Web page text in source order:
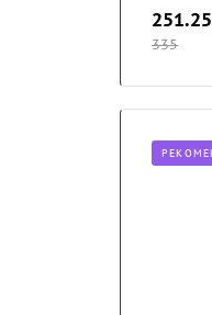
251.25
335